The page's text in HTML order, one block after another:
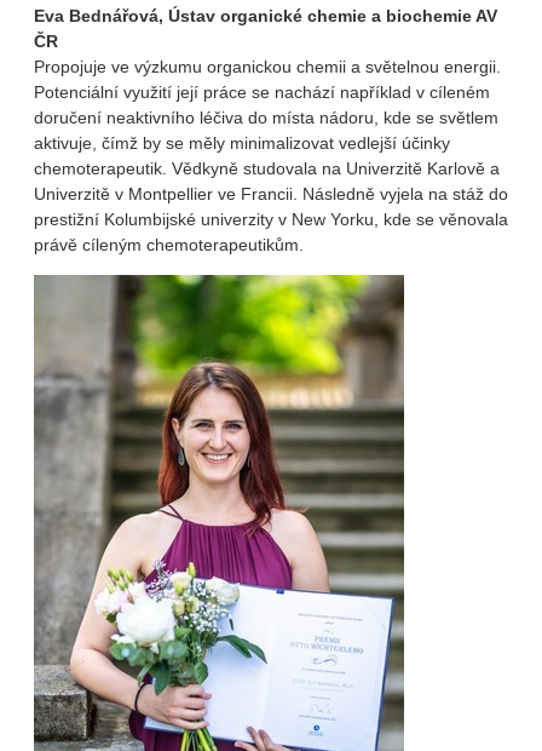
Eva Bednářová, Ústav organické chemie a biochemie AV
ČR
Propojuje ve výzkumu organickou chemii a světelnou energii.
Potenciální využití její práce se nachází například v cíleném
doručení neaktivního léčiva do místa nádoru, kde se světlem
aktivuje, čímž by se měly minimalizovat vedlejší účinky
chemoterapeutik. Vědkyně studovala na Univerzitě Karlově a
Univerzitě v Montpellier ve Francii. Následně vyjela na stáž do
prestižní Kolumbijské univerzity v New Yorku, kde se věnovala
právě cíleným chemoterapeutikům.